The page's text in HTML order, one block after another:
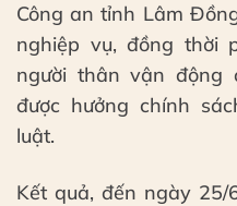
Công an tỉnh Lâm
nghiệp vụ, đồng thời
người thân vận động
được hưởng chính
luật.
Kết quả, đến ngày 25/